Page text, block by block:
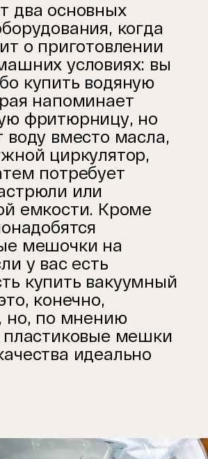
два основных
когда
о приготовлении
условиях: вы
купить водяную
напоминает
фритюрницу, но
воду вместо масла,
циркулятор,
потребует
или
емкости. Кроме
мешочки на
у вас есть
купить вакуумный
конечно,
но, по мнению
пластиковые мешки
идеально